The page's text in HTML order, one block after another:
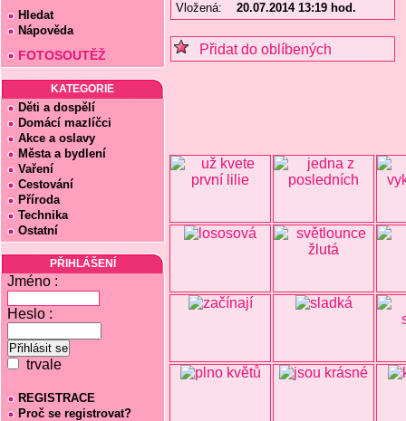
Hledat
Nápověda
FOTOSOUTĚŽ
KATEGORIE
Děti a dospělí
Domácí mazlíčci
Akce a oslavy
Města a bydlení
Vaření
Cestování
Příroda
Technika
Ostatní
PŘIHLÁŠENÍ
Jméno :
Heslo :
trvale
REGISTRACE
Proč se registrovat?
Vložená:
20.07.2014 13:19 hod.
Přidat do oblíbených